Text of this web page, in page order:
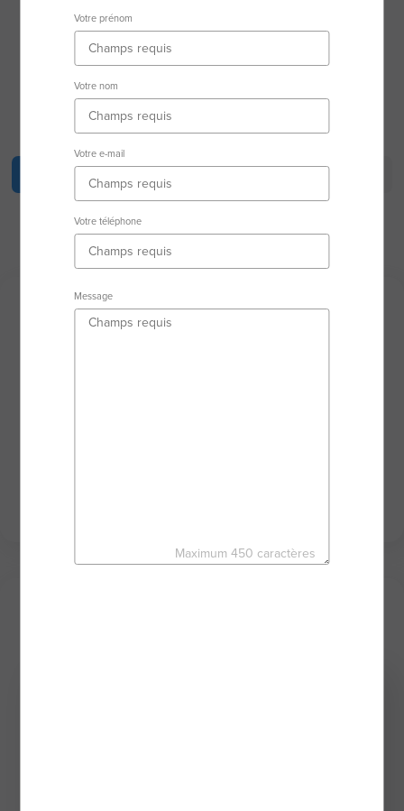
Secteur d'activité
RSAC : 90940645600014 MELUN
Description Biens en vente Biens vendus
Description
Votre prénom
Votre nom
Votre e-mail
Votre téléphone
Message
Maximum 450 caractères